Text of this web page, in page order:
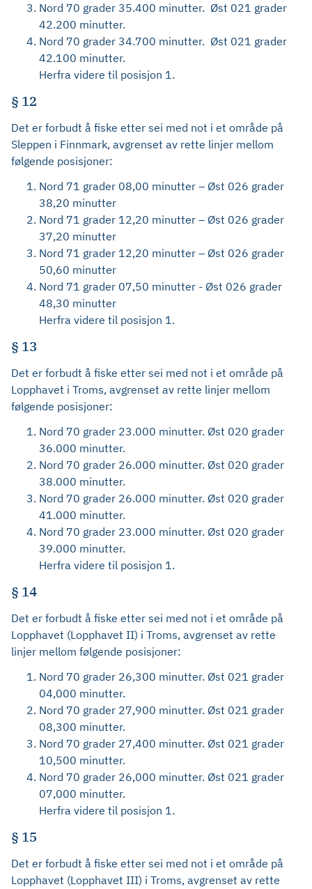
Nord 70 grader 35.400 minutter. Øst 021 grader
42.200 minutter.
Nord 70 grader 34.700 minutter. Øst 021 grader
42.100 minutter.
Herfra videre til posisjon 1.
§ 12
Det er forbudt å fiske etter sei med not i et område på
Sleppen i Finnmark, avgrenset av rette linjer mellom
følgende posisjoner:
Nord 71 grader 08,00 minutter – Øst 026 grader
38,20 minutter
Nord 71 grader 12,20 minutter – Øst 026 grader
37,20 minutter
Nord 71 grader 12,20 minutter – Øst 026 grader
50,60 minutter
Nord 71 grader 07,50 minutter - Øst 026 grader
48,30 minutter
Herfra videre til posisjon 1.
§ 13
Det er forbudt å fiske etter sei med not i et område på
Lopphavet i Troms, avgrenset av rette linjer mellom
følgende posisjoner:
Nord 70 grader 23.000 minutter. Øst 020 grader
36.000 minutter.
Nord 70 grader 26.000 minutter. Øst 020 grader
38.000 minutter.
Nord 70 grader 26.000 minutter. Øst 020 grader
41.000 minutter.
Nord 70 grader 23.000 minutter. Øst 020 grader
39.000 minutter.
Herfra videre til posisjon 1.
§ 14
Det er forbudt å fiske etter sei med not i et område på
Lopphavet (Lopphavet II) i Troms, avgrenset av rette
linjer mellom følgende posisjoner:
Nord 70 grader 26,300 minutter. Øst 021 grader
04,000 minutter.
Nord 70 grader 27,900 minutter. Øst 021 grader
08,300 minutter.
Nord 70 grader 27,400 minutter. Øst 021 grader
10,500 minutter.
Nord 70 grader 26,000 minutter. Øst 021 grader
07,000 minutter.
Herfra videre til posisjon 1.
§ 15
Det er forbudt å fiske etter sei med not i et område på
Lopphavet (Lopphavet III) i Troms, avgrenset av rette